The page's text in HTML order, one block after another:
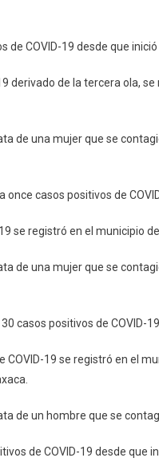
de COVID-19 desde que
derivado de la tercera ola,
de una mujer que se
casos positivos de
se registró en el municipio
de una mujer que se
casos positivos de COVID-
COVID-19 se registró en el
de un hombre que se
de COVID-19 desde que